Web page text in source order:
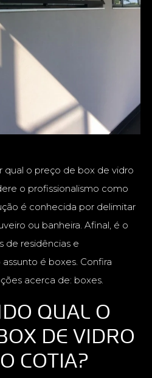
qual o preço de box de vidro
o profissionalismo como
é conhecida por delimitar
ou banheira. Afinal, é o
de residências e
é boxes. Confira
acerca de: boxes.
QUAL O
DE VIDRO
COTIA?